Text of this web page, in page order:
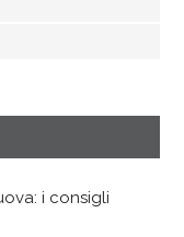
i consigli